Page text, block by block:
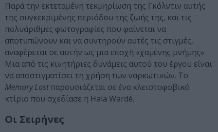
Παρά την εκτεταμένη τεκμηρίωση της Γκόλντιν αυτής
της συγκεκριμένης περιόδου της ζωής της, και τις
πολυάριθμες φωτογραφίες που φαίνεται να
αποτυπώνουν και να συντηρούν αυτές τις στιγμές,
αναφέρεται σε αυτήν ως μια εποχή «χαμένης μνήμης».
Μια από τις κινητήριες δυνάμεις αυτού του έργου είναι
να αποστιγματίσει τη χρήση των ναρκωτικών. Το
Memory Lostπαρουσιάζεται σε ένα κλειστοφοβικό
κτίριο που σχεδίασε η Hala Wardé.
Οι Σειρήνες